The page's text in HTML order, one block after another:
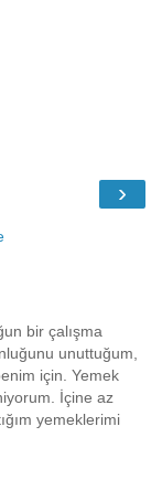
›
bir çalışma
unuttuğum,
için. Yemek
İçine az
yemeklerimi